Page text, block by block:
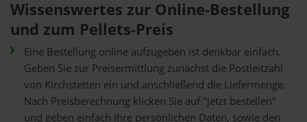
Wissenswertes zur Online-Bestellung
und zum Pellets-Preis
Eine Bestellung online aufzugeben ist denkbar einfach.
Geben Sie zur Preisermittlung zunächst die Postleitzahl
von Kirchstetten ein und anschließend die Liefermenge.
Nach Preisberechnung klicken Sie auf "jetzt bestellen"
und geben einfach Ihre persönlichen Daten, sowie den